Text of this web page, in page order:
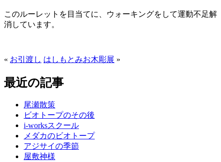
このルーレットを目当てに、ウォーキングをして運動不足解
消しています。
« お引渡し はしもとみお木彫展 »
最近の記事
尾瀬散策
ビオトープのその後
i-worksスクール
メダカのビオトープ
アジサイの季節
屋敷神様